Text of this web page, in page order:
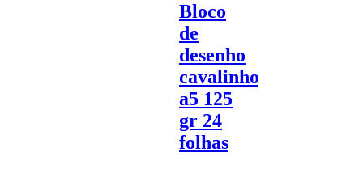
Bloco
de
desenho
cavalinho
a5 125
gr 24
folhas